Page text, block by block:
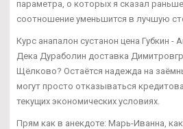
параметра, о которых я сказал
соотношение уменьшится в лучшую
Курс анапалон сустанон цена Губкин
Дека Дураболин доставка
Щёлково? Остаётся надежда на
могут просто отказываться
текущих экономических условиях.
Прям как в анекдоте: Марь-Иванна,